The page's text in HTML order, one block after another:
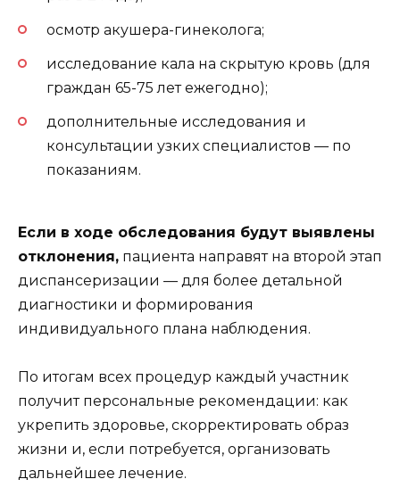
осмотр акушера-гинеколога;
исследование кала на скрытую кровь (для
граждан 65-75 лет ежегодно);
дополнительные исследования и
консультации узких специалистов — по
показаниям.
Если в ходе обследования будут выявлены
отклонения, пациента направят на второй этап
диспансеризации — для более детальной
диагностики и формирования
индивидуального плана наблюдения.
По итогам всех процедур каждый участник
получит персональные рекомендации: как
укрепить здоровье, скорректировать образ
жизни и, если потребуется, организовать
дальнейшее лечение.